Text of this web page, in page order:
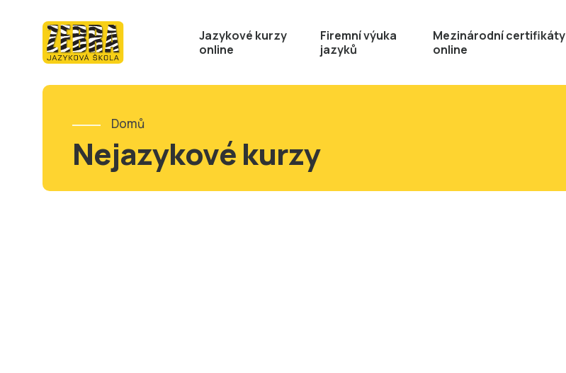
Jazykové kurzy
online
Firemní výuka
jazyků
Mezinárodní certifikáty
online
Domů
Nejazykové kurzy